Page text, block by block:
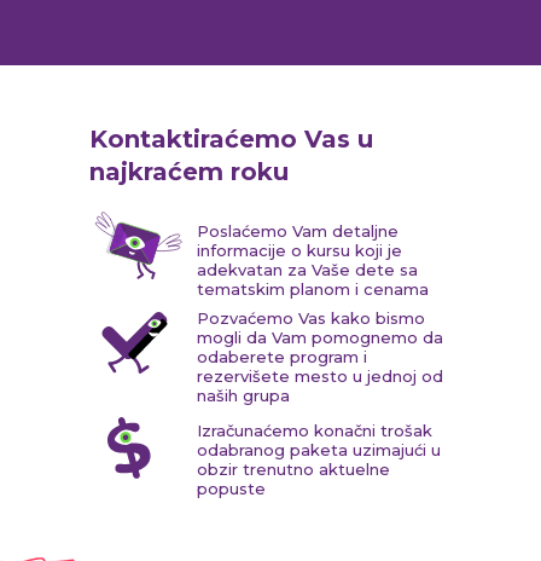
Kontaktiraćemo Vas u
najkraćem roku
Poslaćemo Vam detaljne
informacije o kursu koji je
adekvatan za Vaše dete sa
tematskim planom i cenama
Pozvaćemo Vas kako bismo
mogli da Vam pomognemo da
odaberete program i
rezervišete mesto u jednoj od
naših grupa
Izračunaćemo konačni trošak
odabranog paketa uzimajući u
obzir trenutno aktuelne
popuste